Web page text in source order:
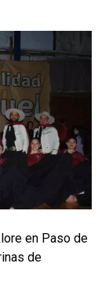
en Paso de
de